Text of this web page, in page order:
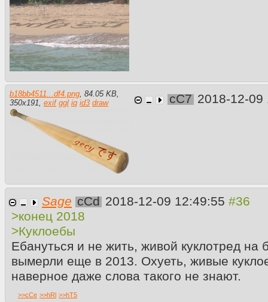
b18bb4511...df4.png, 84.05 KB,
350x191, exif ggl iq id3 draw cC7 2018-12-
Sage cCd 2018-12-09 12:49:55
>конец 2018
>Куклоебы
Ебануться и не жить, живой куклотред
вымерли еще в 2013. Охуеть, живые
наверное даже слова такого не знают.
>>cCe >>hRl >>hT5